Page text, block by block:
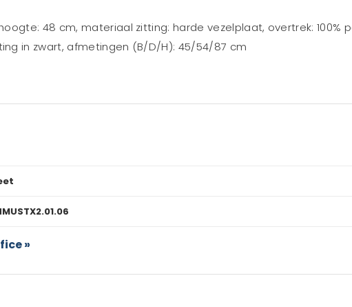
48 cm, materiaal zitting: harde vezelplaat, overtrek: 100%
in zwart, afmetingen (B/D/H): 45/54/87 cm
»